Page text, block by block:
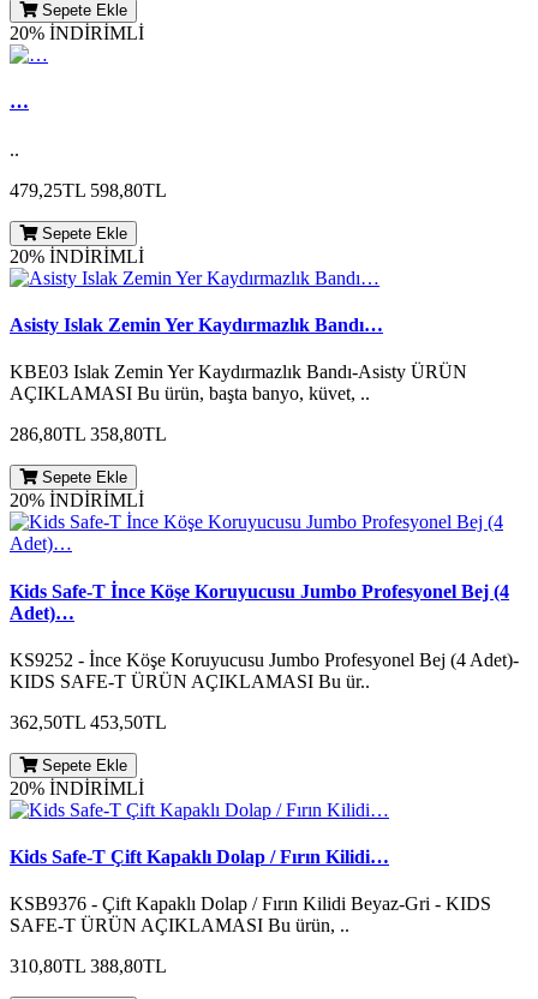
Sepete Ekle
20% İNDİRİMLİ
…
..
479,25TL 598,80TL
Sepete Ekle
20% İNDİRİMLİ
Asisty Islak Zemin Yer Kaydırmazlık Bandı…
KBE03 Islak Zemin Yer Kaydırmazlık Bandı-Asisty ÜRÜN
AÇIKLAMASI Bu ürün, başta banyo, küvet, ..
286,80TL 358,80TL
Sepete Ekle
20% İNDİRİMLİ
Kids Safe-T İnce Köşe Koruyucusu Jumbo Profesyonel Bej (4
Adet)…
KS9252 - İnce Köşe Koruyucusu Jumbo Profesyonel Bej (4 Adet)-
KIDS SAFE-T ÜRÜN AÇIKLAMASI Bu ür..
362,50TL 453,50TL
Sepete Ekle
20% İNDİRİMLİ
Kids Safe-T Çift Kapaklı Dolap / Fırın Kilidi…
KSB9376 - Çift Kapaklı Dolap / Fırın Kilidi Beyaz-Gri - KIDS
SAFE-T ÜRÜN AÇIKLAMASI Bu ürün, ..
310,80TL 388,80TL